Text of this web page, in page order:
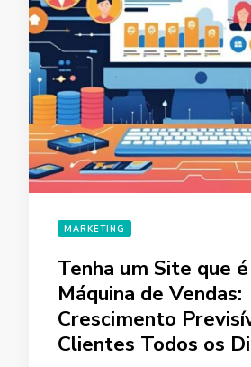
MARKETING
Tenha um Site que
Máquina de Vendas:
Crescimento
Clientes Todos os